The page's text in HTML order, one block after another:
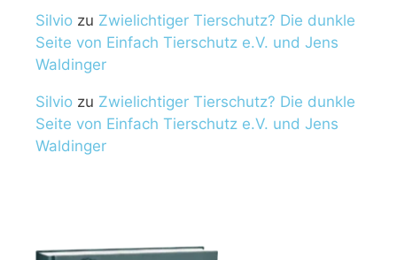
Silvio zu Zwielichtiger Tierschutz? Die dunkle
Seite von Einfach Tierschutz e.V. und Jens
Waldinger
Silvio zu Zwielichtiger Tierschutz? Die dunkle
Seite von Einfach Tierschutz e.V. und Jens
Waldinger